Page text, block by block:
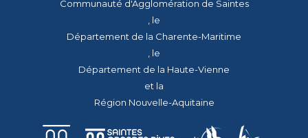
Communauté d'Agglomération de Saintes
, le
Département de la Charente-Maritime
, le
Département de la Haute-Vienne
et la
Région Nouvelle-Aquitaine